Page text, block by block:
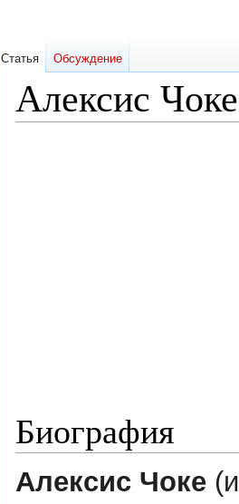
Алексис Чоке
Биография
Алексис Чоке
Статья Обсуждение